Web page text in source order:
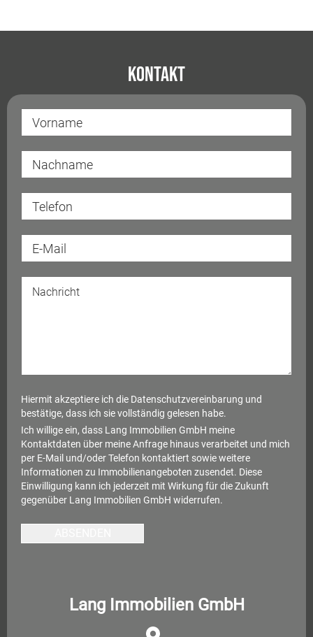
Kontakt
Hiermit akzeptiere ich die Datenschutzvereinbarung und
bestätige, dass ich sie vollständig gelesen habe.
Ich willige ein, dass Lang Immobilien GmbH meine
Kontaktdaten über meine Anfrage hinaus verarbeitet und mich
per E-Mail und/oder Telefon kontaktiert sowie weitere
Informationen zu Immobilienangeboten zusendet. Diese
Einwilligung kann ich jederzeit mit Wirkung für die Zukunft
gegenüber Lang Immobilien GmbH widerrufen.
Lang Immobilien GmbH